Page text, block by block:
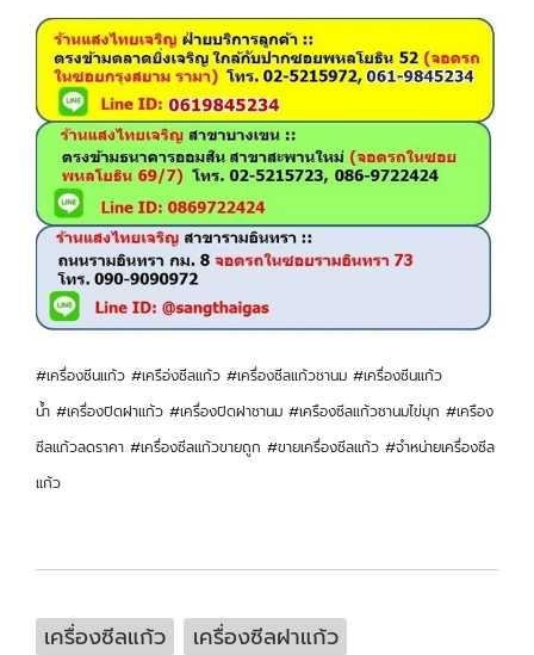
#เครื่องซีนแก้ว #เครือ่งซีลแก้ว #เครื่องซีลแก้วชานม #เครื่องซีนแก้ว
น้ำ #เครื่องปิดฝาแก้ว #เครื่องปิดฝาชานม #เครืองซีลแก้วชานมไข่มุก #เครือง
ซีลแก้วลดราคา #เครื่องซีลแก้วขายถูก #ขายเครื่องซีลแก้ว #จำหน่ายเครื่องซีล
แก้ว
เครื่องซีลแก้ว
เครื่องซีลฝาแก้ว